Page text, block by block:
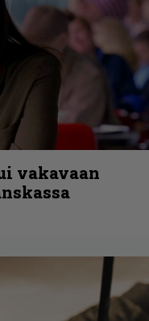
vakavaan